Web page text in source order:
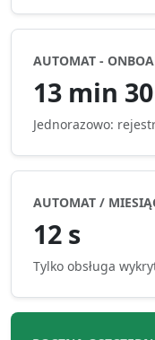
AUTOMAT -
13 min
Jednorazowo:
AUTOMAT /
12 s
Tylko obsługa